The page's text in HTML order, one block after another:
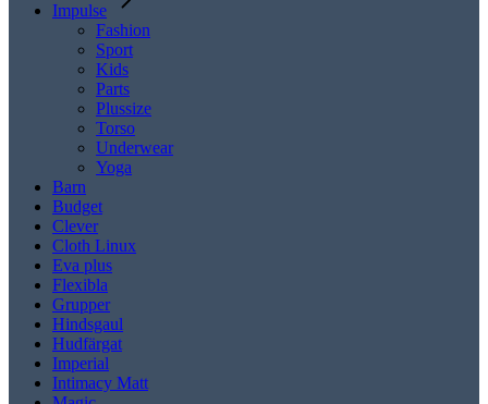
Impulse
Fashion
Sport
Kids
Parts
Plussize
Torso
Underwear
Yoga
Barn
Budget
Clever
Cloth Linux
Eva plus
Flexibla
Grupper
Hindsgaul
Hudfärgat
Imperial
Intimacy Matt